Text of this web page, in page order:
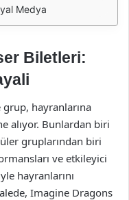
Medya
Biletleri:
grup, hayranlarına
alıyor. Bunlardan biri
gruplarından biri
ve etkileyici
hayranlarını
Imagine Dragons